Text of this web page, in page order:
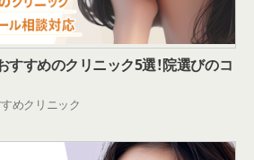
すめのクリニック5選！院選びのコ
めクリニック